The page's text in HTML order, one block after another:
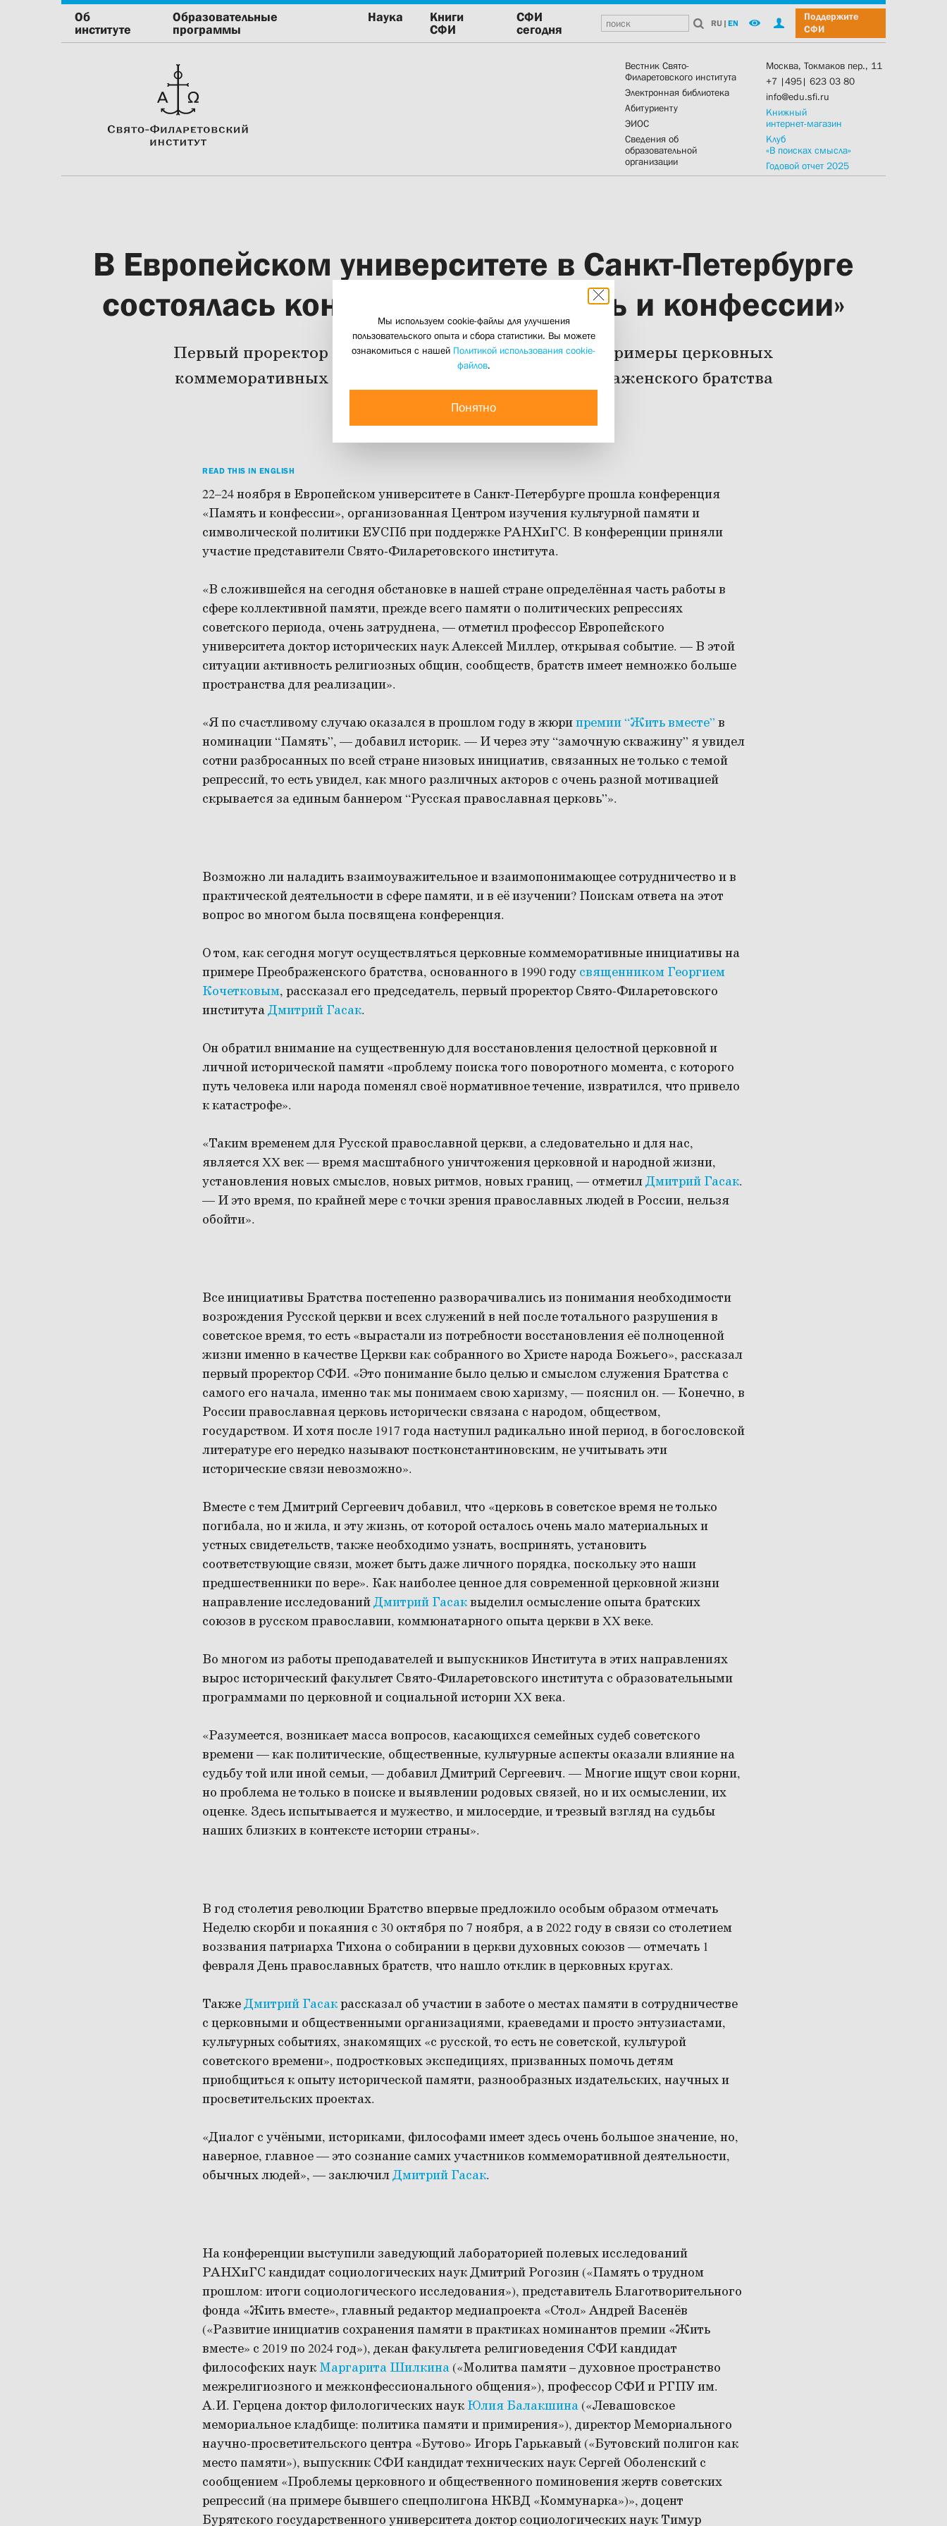
Об
институте
Образовательные
программы
Наука
Книги
СФИ
СФИ
сегодня
RU | EN
Поддержите
СФИ
Вестник Свято-
Филаретовского института
Электронная библиотека
Абитуриенту
ЭИОС
Сведения об
образовательной
организации
Москва, Токмаков пер., 11
+7 |495| 623 03 80
info@edu.sfi.ru
Книжный
интернет-магазин
Клуб
«В поисках смысла»
Годовой отчет 2025
В Европейском университете в Санкт-Петербурге
состоялась конференция «Память и конфессии»
Первый проректор СФИ Дмитрий Гасак представил примеры церковных
коммеморативных инициатив, обобщив опыт Преображенского братства
READ THIS IN ENGLISH
22–24 ноября в Европейском университете в Санкт-Петербурге прошла конференция
«Память и конфессии», организованная Центром изучения культурной памяти и
символической политики ЕУСПб при поддержке РАНХиГС. В конференции приняли
участие представители Свято-Филаретовского института.
«В сложившейся на сегодня обстановке в нашей стране определённая часть работы в
сфере коллективной памяти, прежде всего памяти о политических репрессиях
советского периода, очень затруднена, — отметил профессор Европейского
университета доктор исторических наук Алексей Миллер, открывая событие. — В этой
ситуации активность религиозных общин, сообществ, братств имеет немножко больше
пространства для реализации».
«Я по счастливому случаю оказался в прошлом году в жюрипремии “Жить вместе”в
номинации “Память”, — добавил историк. — И через эту “замочную скважину” я увидел
сотни разбросанных по всей стране низовых инициатив, связанных не только с темой
репрессий, то есть увидел, как много различных акторов с очень разной мотивацией
скрывается за единым баннером “Русская православная церковь”».
Возможно ли наладить взаимоуважительное и взаимопонимающее сотрудничество и в
практической деятельности в сфере памяти, и в её изучении? Поискам ответа на этот
вопрос во многом была посвящена конференция.
О том, как сегодня могут осуществляться церковные коммеморативные инициативы на
примере Преображенского братства, основанного в 1990 году священником Георгием
Кочетковым, рассказал его председатель, первый проректор Свято-Филаретовского
институтаДмитрий Гасак.
Он обратил внимание на существенную для восстановления целостной церковной и
личной исторической памяти «проблему поиска того поворотного момента, с которого
путь человека или народа поменял своё нормативное течение, извратился, что привело
к катастрофе».
«Таким временем для Русской православной церкви, а следовательно и для нас,
является XX век — время масштабного уничтожения церковной и народной жизни,
установления новых смыслов, новых ритмов, новых границ, — отметилДмитрий Гасак.
— И это время, по крайней мере с точки зрения православных людей в России, нельзя
обойти».
Все инициативы Братства постепенно разворачивались из понимания необходимости
возрождения Русской церкви и всех служений в ней после тотального разрушения в
советское время, то есть «вырастали из потребности восстановления её полноценной
жизни именно в качестве Церкви как собранного во Христе народа Божьего», рассказал
первый проректор СФИ. «Это понимание было целью и смыслом служения Братства с
самого его начала, именно так мы понимаем свою харизму, — пояснил он. — Конечно, в
России православная церковь исторически связана с народом, обществом,
государством. И хотя после 1917 года наступил радикально иной период, в богословской
литературе его нередко называют постконстантиновским, не учитывать эти
исторические связи невозможно».
Вместе с тем Дмитрий Сергеевич добавил, что «церковь в советское время не только
погибала, но и жила, и эту жизнь, от которой осталось очень мало материальных и
устных свидетельств, также необходимо узнать, воспринять, установить
соответствующие связи, может быть даже личного порядка, поскольку это наши
предшественники по вере». Как наиболее ценное для современной церковной жизни
направление исследованийДмитрий Гасаквыделил осмысление опыта братских
союзов в русском православии, коммюнатарного опыта церкви в XX веке.
Во многом из работы преподавателей и выпускников Института в этих направлениях
вырос исторический факультет Свято-Филаретовского института с образовательными
программами по церковной и социальной истории XX века.
«Разумеется, возникает масса вопросов, касающихся семейных судеб советского
времени — как политические, общественные, культурные аспекты оказали влияние на
судьбу той или иной семьи, — добавил Дмитрий Сергеевич. — Многие ищут свои корни,
но проблема не только в поиске и выявлении родовых связей, но и их осмыслении, их
оценке. Здесь испытывается и мужество, и милосердие, и трезвый взгляд на судьбы
наших близких в контексте истории страны».
В год столетия революции Братство впервые предложило особым образом отмечать
Неделю скорби и покаяния с 30 октября по 7 ноября, а в 2022 году в связи со столетием
воззвания патриарха Тихона о собирании в церкви духовных союзов — отмечать 1
февраля День православных братств, что нашло отклик в церковных кругах.
ТакжеДмитрий Гасакрассказал об участии в заботе о местах памяти в сотрудничестве
с церковными и общественными организациями, краеведами и просто энтузиастами,
культурных событиях, знакомящих «с русской, то есть не советской, культурой
советского времени», подростковых экспедициях, призванных помочь детям
приобщиться к опыту исторической памяти, разнообразных издательских, научных и
просветительских проектах.
«Диалог с учёными, историками, философами имеет здесь очень большое значение, но,
наверное, главное — это сознание самих участников коммеморативной деятельности,
обычных людей», — заключилДмитрий Гасак.
На конференции выступили заведующий лабораторией полевых исследований
РАНХиГС кандидат социологических наук Дмитрий Рогозин («Память о трудном
прошлом: итоги социологического исследования»), представитель Благотворительного
фонда «Жить вместе», главный редактор медиапроекта «Стол» Андрей Васенёв
(«Развитие инициатив сохранения памяти в практиках номинантов премии «Жить
вместе» с 2019 по 2024 год»), декан факультета религиоведения СФИ кандидат
философских наук Маргарита Шилкина («Молитва памяти – духовное пространство
межрелигиозного и межконфессионального общения»), профессор СФИ и РГПУ им.
А.И. Герцена доктор филологических наук Юлия Балакшина («Левашовское
мемориальное кладбище: политика памяти и примирения»), директор Мемориального
научно-просветительского центра «Бутово» Игорь Гарькавый («Бутовский полигон как
место памяти»), выпускник СФИ кандидат технических наук Сергей Оболенский с
сообщением «Проблемы церковного и общественного поминовения жертв советских
репрессий (на примере бывшего спецполигона НКВД «Коммунарка»)», доцент
Бурятского государственного университета доктор социологических наук Тимур
Мы используем cookie-файлы для улучшения
пользовательского опыта и сбора статистики. Вы можете
ознакомиться с нашей Политикой использования cookie-
файлов.
Понятно